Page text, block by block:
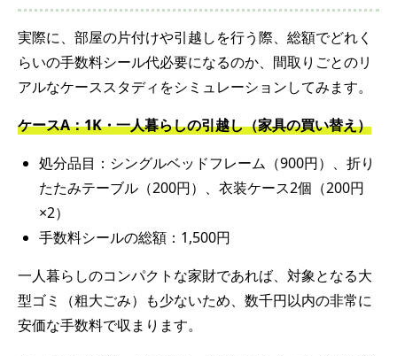
実際に、部屋の片付けや引越しを行う際、総額でどれく
らいの手数料シール代必要になるのか、間取りごとのリ
アルなケーススタディをシミュレーションしてみます。
ケースA：1K・一人暮らしの引越し（家具の買い替え）
処分品目：シングルベッドフレーム（900円）、折り
たたみテーブル（200円）、衣装ケース2個（200円
×2）
手数料シールの総額：1,500円
一人暮らしのコンパクトな家財であれば、対象となる大
型ゴミ（粗大ごみ）も少ないため、数千円以内の非常に
安価な手数料で収まります。